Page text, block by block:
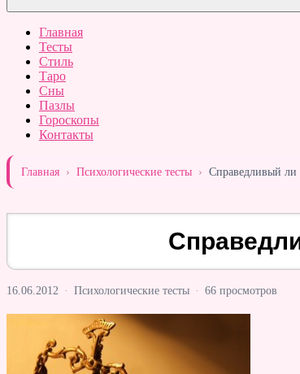
Главная
Тесты
Стиль
Таро
Сны
Пазлы
Гороскопы
Контакты
Главная › Психологические тесты › Справедливый ли
16.06.2012 · Психологические тесты · 66 просмотров